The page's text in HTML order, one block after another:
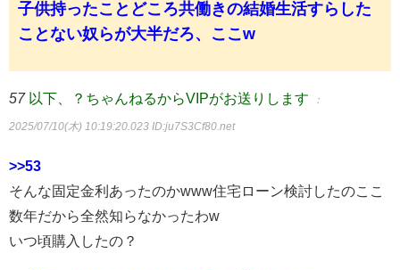
子供持ったことどころ共働きの結婚生活すらした
ことない奴らが大半だろ、ここw
57 以下、？ちゃんねるからVIPがお送りします ：
2025/07/10(木) 10:19:20.023 ID:ju7S3Cf80.net
>>53
そんな固定金利あったのかwww住宅ローン検討したのここ
数年だから全然知らなかったわw
いつ頃購入したの？